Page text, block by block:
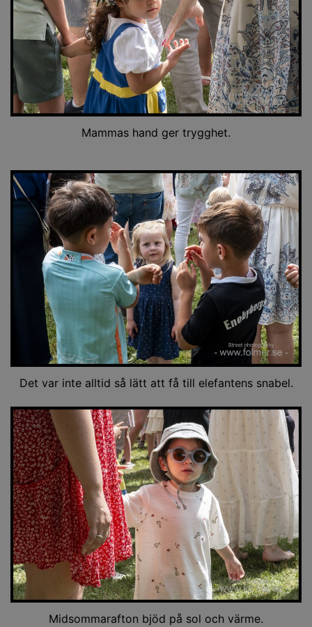
Mammas hand ger trygghet.
Det var inte alltid så lätt att få till elefantens snabel.
Midsommarafton bjöd på sol och värme.